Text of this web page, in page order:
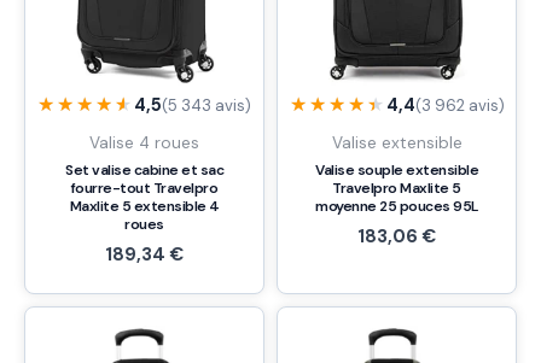
★★★★★
★★★★★ 4,5(5 343 avis)
Valise 4 roues
Set valise cabine et sac
fourre-tout Travelpro
Maxlite 5 extensible 4
roues
189,34€
★★★★★
★★★★★ 4,4(3 962 avis)
Valise extensible
Valise souple extensible
Travelpro Maxlite 5
moyenne 25 pouces 95L
183,06€